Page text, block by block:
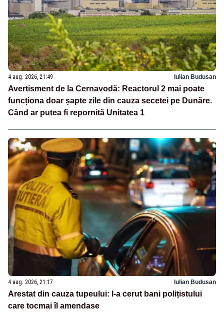
4 aug. 2026, 21:49 Iulian Budusan
Avertisment de la Cernavodă: Reactorul 2 mai poate
funcționa doar șapte zile din cauza secetei pe Dunăre.
Când ar putea fi repornită Unitatea 1
4 aug. 2026, 21:17 Iulian Budusan
Arestat din cauza tupeului: I-a cerut bani polițistului
care tocmai îl amendase